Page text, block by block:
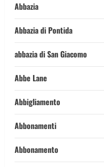
Abbazia
Abbazia di Pontida
abbazia di San Giacomo
Abbe Lane
Abbigliamento
Abbonamenti
Abbonamento